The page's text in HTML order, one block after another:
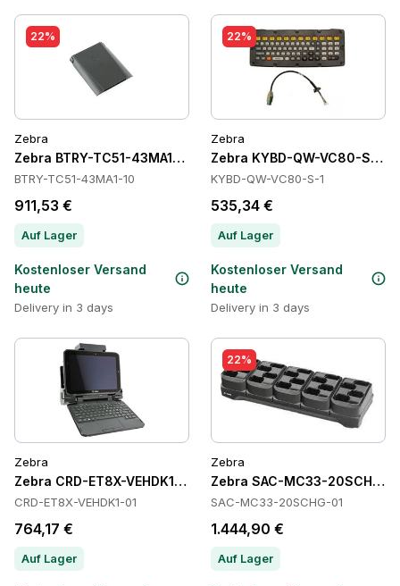
22%
Zebra
Zebra BTRY-TC51-43MA1-10 Batteries
BTRY-TC51-43MA1-10
911,53 €
Auf Lager
Kostenloser Versand
heute
Delivery in 3 days
22%
Zebra
Zebra KYBD-QW-VC80-S-1
KYBD-QW-VC80-S-1
535,34 €
Auf Lager
Kostenloser Versand
heute
Delivery in 3 days
Zebra
Zebra CRD-ET8X-VEHDK1-01 Cradles
CRD-ET8X-VEHDK1-01
764,17 €
Auf Lager
22%
Zebra
Zebra SAC-MC33-20SCHG-
SAC-MC33-20SCHG-01
1.444,90 €
Auf Lager